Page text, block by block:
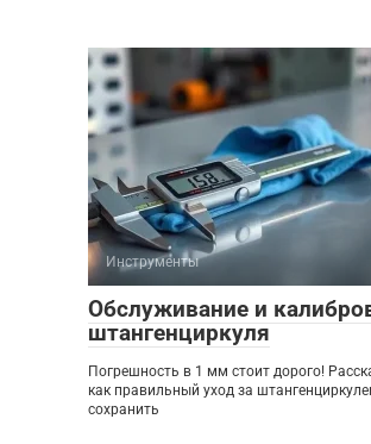
Инструменты
Обслуживание и
штангенциркуля
Погрешность в 1 мм стоит дорого!
как правильный уход за
сохранить